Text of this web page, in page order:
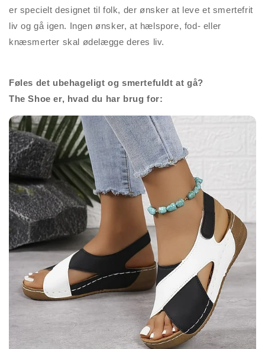
er specielt designet til folk, der ønsker at leve et smertefrit
liv og gå igen. Ingen ønsker, at hælspore, fod- eller
knæsmerter skal ødelægge deres liv.
Føles det ubehageligt og smertefuldt at gå?
The Shoe er, hvad du har brug for: